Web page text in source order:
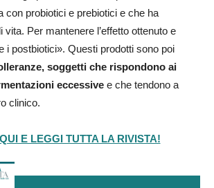
con probiotici e prebiotici e che ha
vita. Per mantenere l’effetto ottenuto e
i postbiotici». Questi prodotti sono poi
soggetti che rispondono ai
eccessive e che tendono a
clinico.
E LEGGI TUTTA LA RIVISTA!